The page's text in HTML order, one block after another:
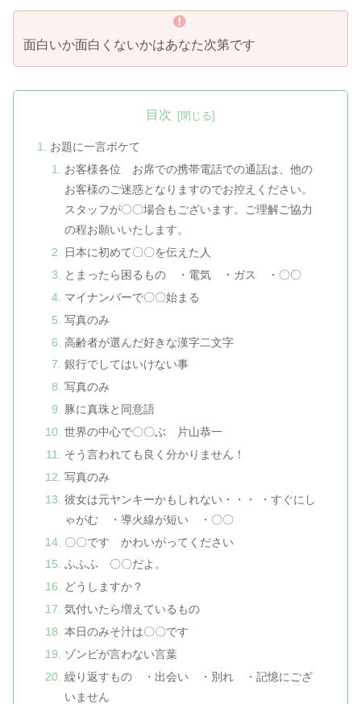
面白いか面白くないかはあなた次第です
目次
お題に一言ボケて
お客様各位 お席での携帯電話での通話は、他の
お客様のご迷惑となりますのでお控えください。
スタッフが〇〇場合もございます。ご理解ご協力
の程お願いいたします。
日本に初めて〇〇を伝えた人
とまったら困るもの ・電気 ・ガス ・〇〇
マイナンバーで〇〇始まる
写真のみ
高齢者が選んだ好きな漢字二文字
銀行でしてはいけない事
写真のみ
豚に真珠と同意語
世界の中心で〇〇ぶ 片山恭一
そう言われても良く分かりません！
写真のみ
彼女は元ヤンキーかもしれない・・・ ・すぐにし
ゃがむ ・導火線が短い ・〇〇
〇〇です かわいがってください
ふふふ 〇〇だよ。
どうしますか？
気付いたら増えているもの
本日のみそ汁は〇〇です
ゾンビが言わない言葉
繰り返すもの ・出会い ・別れ ・記憶にござ
いません